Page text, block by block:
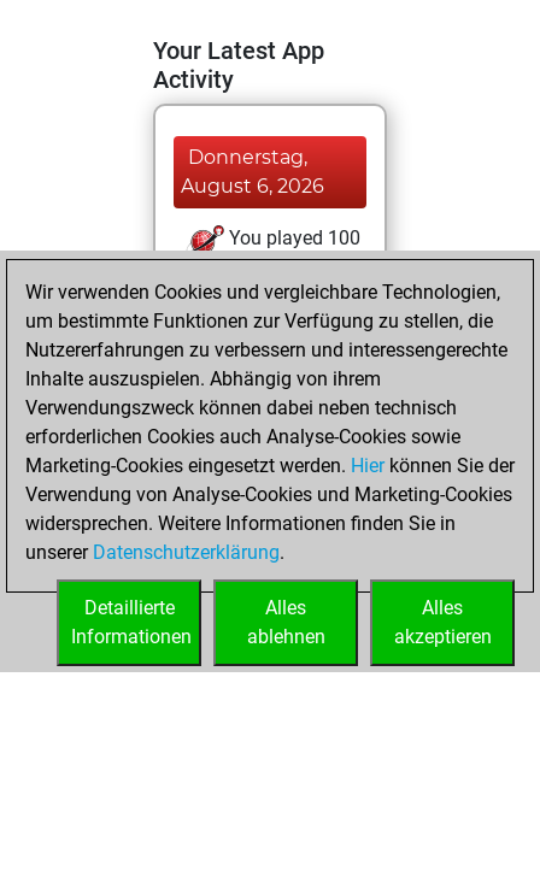
Your Latest App
Activity
Donnerstag,
August 6, 2026
You played 100
You scored +56
=2 -42 in blitz
Montag, Juli 13,
2026
You played 300
bullet games
Play
You scored
bullet
Wir verwenden Cookies und vergleichbare Technologien,
um bestimmte Funktionen zur Verfügung zu stellen, die
Nutzererfahrungen zu verbessern und interessengerechte
Inhalte auszuspielen. Abhängig von ihrem
Verwendungszweck können dabei neben technisch
erforderlichen Cookies auch Analyse-Cookies sowie
Marketing-Cookies eingesetzt werden. Hierkönnen Sie der
Verwendung von Analyse-Cookies und Marketing-Cookies
widersprechen. Weitere Informationen finden Sie in
unserer Datenschutzerklärung.
Alles
akzeptieren
Alles
ablehnen
Detaillierte
Informationen